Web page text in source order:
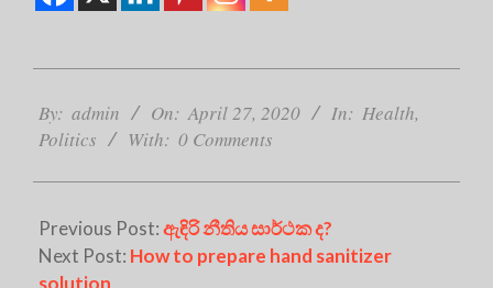
04-
27
By: admin On: April 27, 2020 In: Health,
Politics
With: 0 Comments
Previous Post:ඇඳිරි නීතිය සාර්ථක ද?
Next Post: How to prepare hand sanitizer
solution